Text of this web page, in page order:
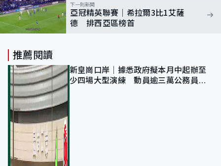
下一則新聞
亞冠精英聯賽｜希拉爾3比1艾薩
德 排西亞區榜首
推薦閱讀
新皇崗口岸｜據悉政府擬本月中起辦至
少四場大型演練 動員逾三萬公務員人